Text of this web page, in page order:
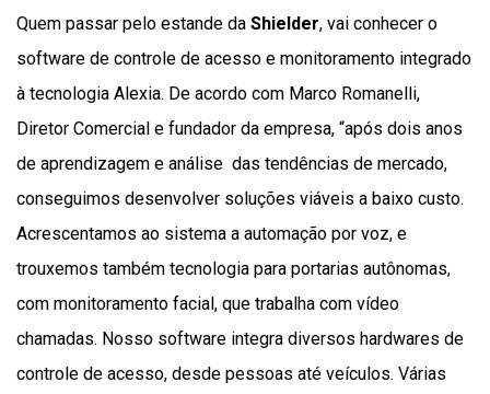
Quem passar pelo estande da Shielder, vai conhecer o
software de controle de acesso e monitoramento integrado
à tecnologia Alexia. De acordo com Marco Romanelli,
Diretor Comercial e fundador da empresa, “após dois anos
de aprendizagem e análise das tendências de mercado,
conseguimos desenvolver soluções viáveis a baixo custo.
Acrescentamos ao sistema a automação por voz, e
trouxemos também tecnologia para portarias autônomas,
com monitoramento facial, que trabalha com vídeo
chamadas. Nosso software integra diversos hardwares de
controle de acesso, desde pessoas até veículos. Várias